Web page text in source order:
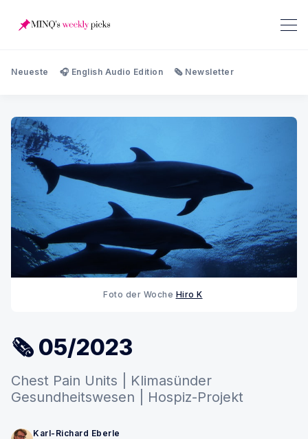
Neueste 🎧 English Audio Edition 🗞️ Newsletter
Foto der Woche Hiro K
🗞 05/2023
Chest Pain Units | Klimasünder
Gesundheitswesen | Hospiz-Projekt
Karl-Richard Eberle